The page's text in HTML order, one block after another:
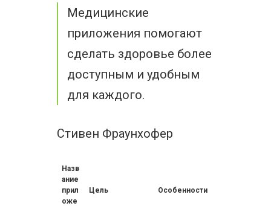
Медицинские
приложения помогают
сделать здоровье более
доступным и удобным
для каждого.
Стивен Фраунхофер
Назв
ание
прил
оже
Цель Особенности